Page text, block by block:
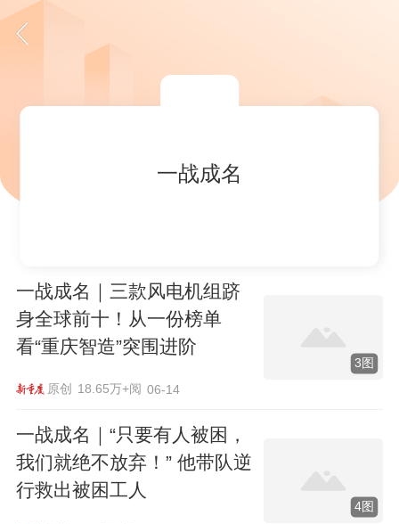
一战成名
一战成名｜三款风电机组跻
身全球前十！从一份榜单
看“重庆智造”突围进阶
原创 18.65万+阅 06-14
3图
一战成名｜“只要有人被困，
我们就绝不放弃！” 他带队逆
行救出被困工人
4图